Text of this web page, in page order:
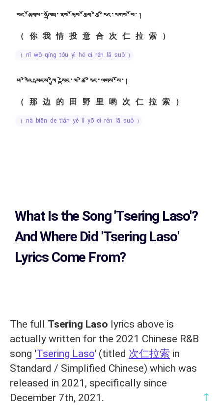
སང་ཞོགས་འཁྲོམ་ནས་ཉོས་ཆོག་ཚེ་རིང་ལགས་སོ་།
（你我情投意合次仁拉索）
（ nǐ wǒ qíng tóu yì hé cì rén lā suǒ ）
ཕ་རིའི་སྤངས་ཀྱི ་སྟེང་ལ་ཚེ་རིང་ལགས་སོ་།
（那边的田野里哟次仁拉索）
（ nà biān de tián yě lǐ yō cì rén lā suǒ ）
What Is the Song'Tsering Laso'?
And Where Did 'Tsering Laso'
Lyrics Come From?
The full Tsering Laso lyrics above is
actually written for the 2021 Chinese R&B
song 'Tsering Laso' (titled 次仁拉索 in
Standard / Simplified Chinese) which was
released in 2021, specifically since
December 7th, 2021.
↑